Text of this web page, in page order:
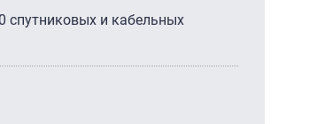
спутниковых и кабельных